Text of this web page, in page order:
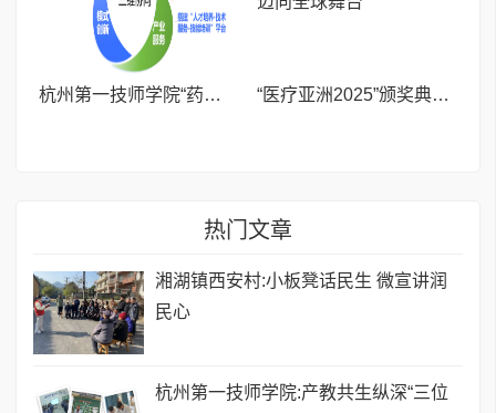
杭州第一技师学院“药匠”培育的产教共育实践 “医疗亚洲2025”颁奖典礼暨医疗大会——K-医疗迈向全球舞台
热门文章
湘湖镇西安村:小板凳话民生 微宣讲润
民心
杭州第一技师学院:产教共生纵深“三位